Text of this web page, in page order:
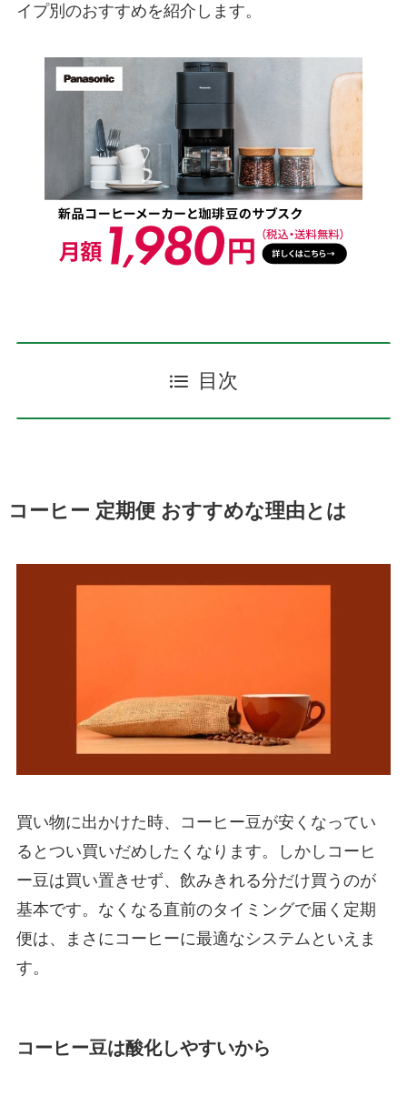
イプ別のおすすめを紹介します。
目次
コーヒー 定期便 おすすめな理由とは
買い物に出かけた時、コーヒー豆が安くなってい
るとつい買いだめしたくなります。しかしコーヒ
ー豆は買い置きせず、飲みきれる分だけ買うのが
基本です。なくなる直前のタイミングで届く定期
便は、まさにコーヒーに最適なシステムといえま
す。
コーヒー豆は酸化しやすいから